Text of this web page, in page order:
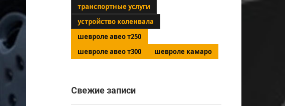
транспортные услуги
устройство коленвала
шевроле авео т250
шевроле авео т300
шевроле камаро
Свежие записи